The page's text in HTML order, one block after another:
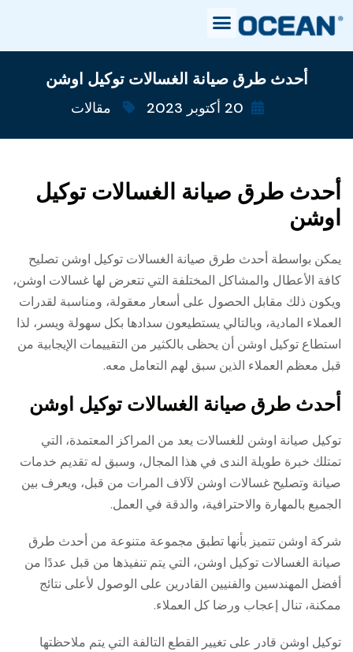
أحدث طرق صيانة الغسالات توكيل اوشن
20 أكتوبر 2023 مقالات
أحدث طرق صيانة الغسالات توكيل
اوشن
يمكن بواسطة أحدث طرق صيانة الغسالات توكيل اوشن تصليح
كافة الأعطال والمشاكل المختلفة التي تتعرض لها غسالات اوشن،
ويكون ذلك مقابل الحصول على أسعار معقولة، ومناسبة لقدرات
العملاء المادية، وبالتالي يستطيعون سدادها بكل سهولة ويسر، لذا
استطاع توكيل اوشن أن يحظى بالكثير من التقييمات الإيجابية من
قبل معظم العملاء الذين سبق لهم التعامل معه.
أحدث طرق صيانة الغسالات توكيل اوشن
توكيل صيانة اوشن للغسالات يعد من المراكز المعتمدة، التي
تمتلك خبرة طويلة الندى في هذا المجال، وسبق له تقديم خدمات
صيانة وتصليح غسالات اوشن لآلاف المرات من قبل، ويعرف بين
الجميع بالمهارة والاحترافية، والدقة في العمل.
شركة اوشن تتميز بأنها تطبق مجموعة متنوعة من أحدث طرق
صيانة الغسالات توكيل اوشن، التي يتم تنفيذها من قبل عددًا من
أفضل المهندسين والفنيين القادرين على الوصول لأعلى نتائج
ممكنة، تنال إعجاب ورضا كل العملاء.
توكيل اوشن قادر على تغيير القطع التالفة التي يتم ملاحظتها